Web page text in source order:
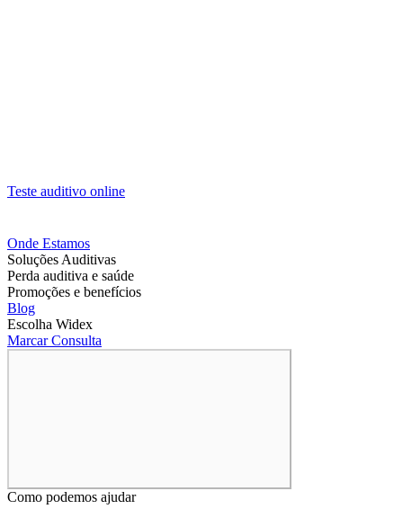
Teste auditivo online
Onde Estamos
Soluções Auditivas
Perda auditiva e saúde
Promoções e benefícios
Blog
Escolha Widex
Marcar Consulta
Como podemos ajudar